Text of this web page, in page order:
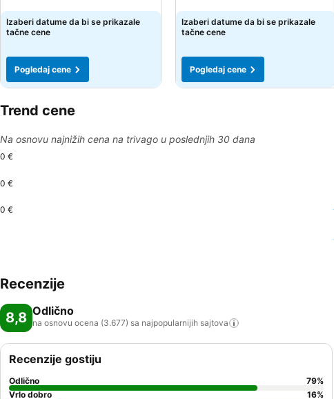
Izaberi datume da bi se prikazale
tačne cene
Pogledaj cene
Izaberi datume da bi se prikazale
tačne cene
Pogledaj cene
Trend cene
Na osnovu najnižih cena na trivago u poslednjih 30 dana
0 €
0 €
0 €
Recenzije
8,8 Odlično
na osnovu ocena (3.677) sa najpopularnijih sajtova
Recenzije gostiju
Odlično 79%
Vrlo dobro
16%